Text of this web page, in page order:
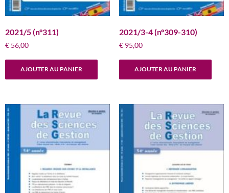
2021/5 (n°311)
€ 56,00
AJOUTER AU PANIER
2021/3-4 (n°309-310)
€95,00
AJOUTER AU PANIER